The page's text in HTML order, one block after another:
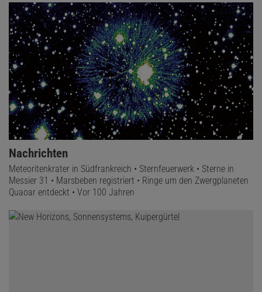
Nachrichten
Meteoritenkrater in Südfrankreich • Sternfeuerwerk • Sterne in
Messier 31 • Marsbeben registriert • Ringe um den Zwergplaneten
Quaoar entdeckt • Vor 100 Jahren